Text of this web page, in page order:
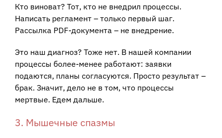
Кто виноват? Тот, кто не внедрил процессы.
Написать регламент – только первый шаг.
Рассылка PDF-документа – не внедрение.
Это наш диагноз? Тоже нет. В нашей компании
процессы более-менее работают: заявки
подаются, планы согласуются. Просто результат –
брак. Значит, дело не в том, что процессы
мертвые. Едем дальше.
3. Мышечные спазмы